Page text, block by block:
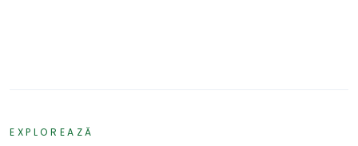
EXPLOREAZĂ